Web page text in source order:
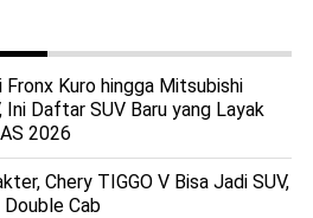
Fronx Kuro hingga Mitsubishi
Ini Daftar SUV Baru yang Layak
2026
Chery TIGGO V Bisa Jadi SUV,
Cab